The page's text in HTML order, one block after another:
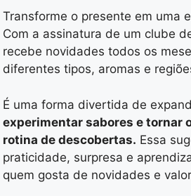
Transforme o presente em uma
Com a assinatura de um clube
recebe novidades todos os
diferentes tipos, aromas e
É uma forma divertida de
experimentar sabores e tornar
rotina de descobertas. Essa
praticidade, surpresa e
quem gosta de novidades e